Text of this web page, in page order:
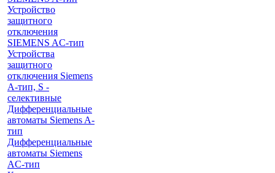
Устройство
защитного
отключения
SIEMENS AС-тип
Устройства
защитного
отключения Siemens
A-тип, S -
селективные
Дифференциальные
автоматы Siemens A-
тип
Дифференциальные
автоматы Siemens
AС-тип